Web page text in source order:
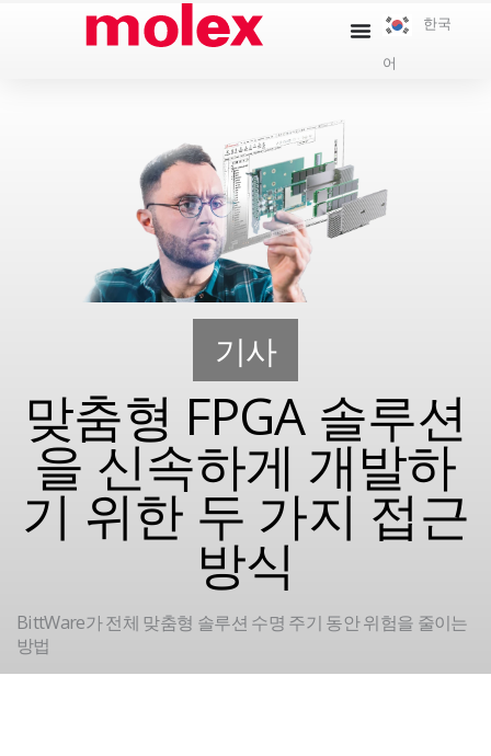
한국
어
기사
맞춤형 FPGA 솔루션
을 신속하게 개발하
기 위한 두 가지 접근
방식
BittWare가 전체 맞춤형 솔루션 수명 주기 동안 위험을 줄이는
방법